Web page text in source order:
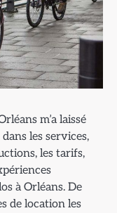
m’a laissé
les services,
les tarifs,
à Orléans. De
de location les